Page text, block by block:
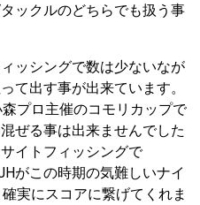
ックルのどちらでも扱う事
ッシングで数は少ないなが
て出す事が出来ています。
プロ主催のコモリカップで
ぜる事は出来ませんでした
イトフィッシングで
がこの時期の気難しいナイ
実にスコアに繋げてくれま